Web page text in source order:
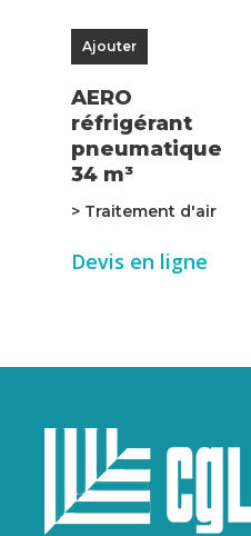
Ajouter
AERO
réfrigérant
pneumatique
34 m³
> Traitement d'air
Devis en ligne